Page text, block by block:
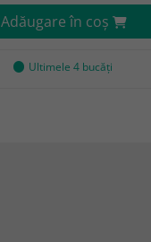
Adăugare în coş
Ultimele 4 bucăţi